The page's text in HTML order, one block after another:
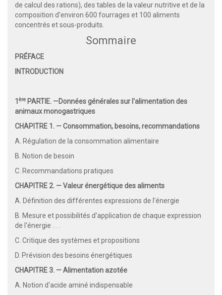
de calcul des rations), des tables de la valeur nutritive et de la
composition d'environ 600 fourrages et 100 aliments
concentrés et sous-produits.
Sommaire
PRÉFACE
INTRODUCTION
1 ère PARTIE. —Données générales sur l'alimentation des
animaux monogastriques
CHAPITRE 1. — Consommation, besoins, recommandations
A. Régulation de la consommation alimentaire
B. Notion de besoin
C. Recommandations pratiques
CHAPITRE 2. — Valeur énergétique des aliments
A. Définition des différentes expressions de l'énergie
B. Mesure et possibilités d'application de chaque expression
de l'énergie . . .
C. Critique des systèmes et propositions
D. Prévision des besoins énergétiques
CHAPITRE 3. — Alimentation azotée
A. Notion d'acide aminé indispensable